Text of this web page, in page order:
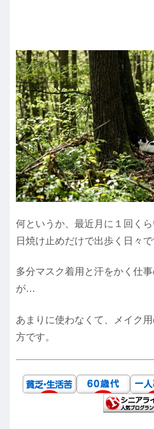
何というか、最近月に１回くら
日焼け止めだけで出歩く日々で
多分マスク着用と汗をかく仕
が…
あまりに使わなくて、メイク
方です。